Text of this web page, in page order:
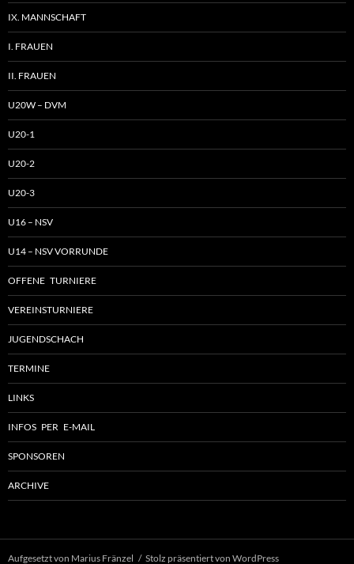
IX. MANNSCHAFT
I. FRAUEN
II. FRAUEN
U20W – DVM
U20-1
U20-2
U20-3
U16 – NSV
U14 – NSV VORRUNDE
OFFENE TURNIERE
VEREINSTURNIERE
JUGENDSCHACH
TERMINE
LINKS
INFOS PER E-MAIL
SPONSOREN
ARCHIVE
Aufgesetzt von Marius Fränzel Stolz präsentiert von WordPress